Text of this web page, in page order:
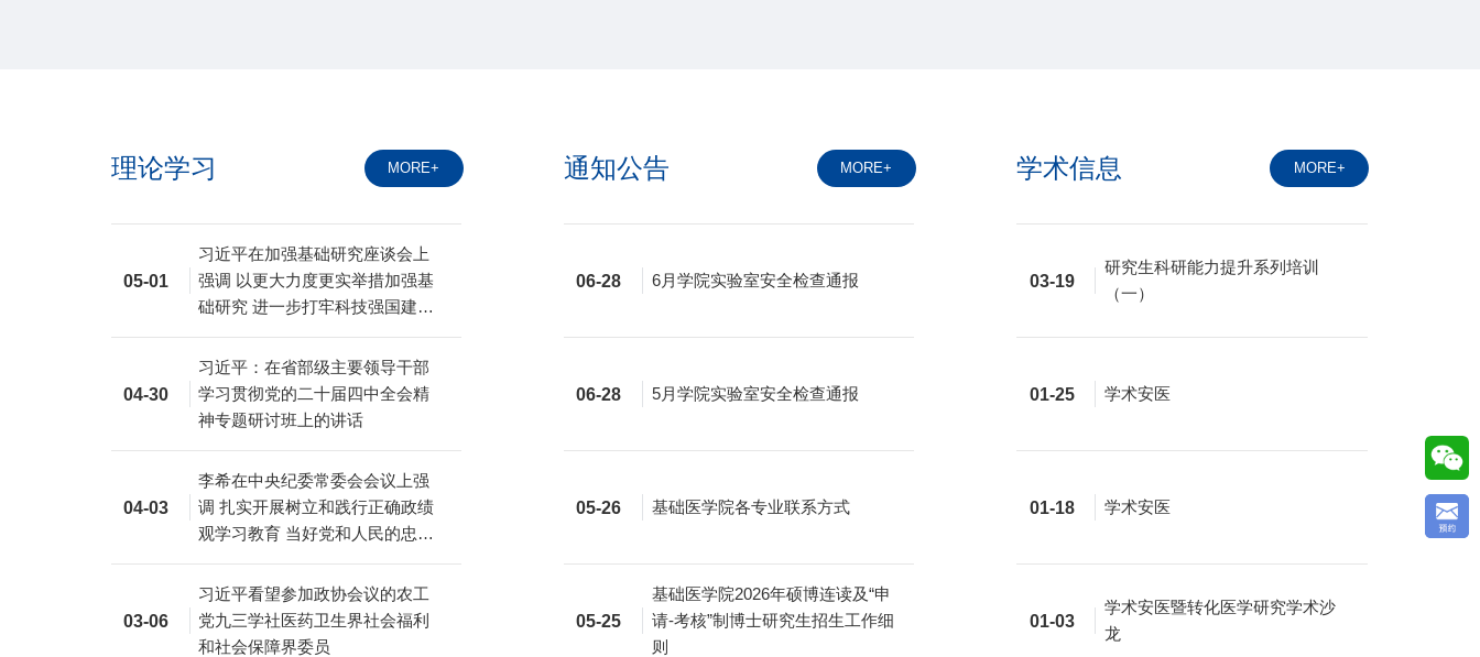
理论学习 MORE+
05-01
习近平在加强基础研究座谈会上
强调 以更大力度更实举措加强基
础研究 进一步打牢科技强国建设
根基
04-30
习近平：在省部级主要领导干部
学习贯彻党的二十届四中全会精
神专题研讨班上的讲话
04-03
李希在中央纪委常委会会议上强
调 扎实开展树立和践行正确政绩
观学习教育 当好党和人民的忠诚
卫士
03-06
习近平看望参加政协会议的农工
党九三学社医药卫生界社会福利
和社会保障界委员
通知公告 MORE+
06-28 6月学院实验室安全检查通报
06-28 5月学院实验室安全检查通报
05-26 基础医学院各专业联系方式
05-25
基础医学院2026年硕博连读及“申
请-考核”制博士研究生招生工作细
则
学术信息 MORE+
03-19
研究生科研能力提升系列培训
（一）
01-25 学术安医
01-18 学术安医
01-03
学术安医暨转化医学研究学术沙
龙